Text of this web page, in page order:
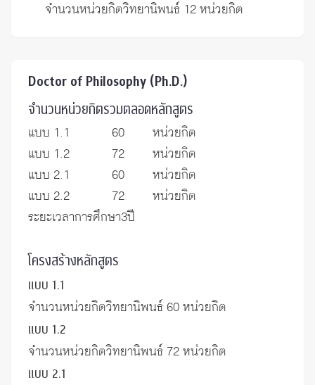
จำนวนหน่วยกิตวิทยานิพนธ์ 12 หน่วยกิต
Doctor of Philosophy (Ph.D.)
จำนวนหน่วยกิตรวมตลอดหลักสูตร
แบบ 1.1 60 หน่วยกิต
แบบ 1.2 72 หน่วยกิต
แบบ 2.1 60 หน่วยกิต
แบบ 2.2 72 หน่วยกิต
ระยะเวลาการศึกษา3ปี
โครงสร้างหลักสูตร
แบบ 1.1
จำนวนหน่วยกิตวิทยานิพนธ์ 60 หน่วยกิต
แบบ 1.2
จำนวนหน่วยกิตวิทยานิพนธ์ 72 หน่วยกิต
แบบ 2.1